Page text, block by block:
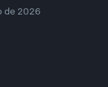
de 2026